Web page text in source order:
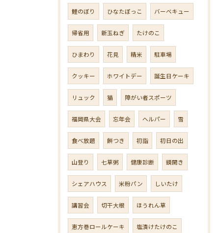
鯉のぼり ひなたぼっこ バーベキュー
帰省用 新玉ねぎ たけのこ
ひまわり 花見 精米 駐車場
クッキー ホワイトデー 誕生日ケーキ
リュック 猫 障がい者スポーツ
福岡県大会 忘年会 ヘルパー 雪
食べ放題 餅つき 初詣 初日の出
山登り 七草粥 健康診断 鏡開き
シェアハウス 米粉パン しいたけ
講習会 切干大根 ほうれん草
恵方巻ロールケーキ 塩漬けたけのこ